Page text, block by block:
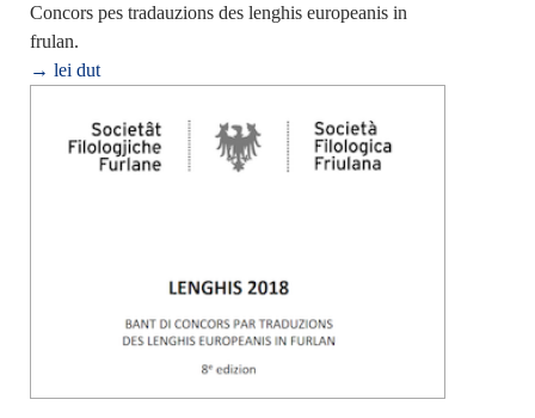
Concors pes tradauzions des lenghis europeanis in
frulan.
→ lei dut